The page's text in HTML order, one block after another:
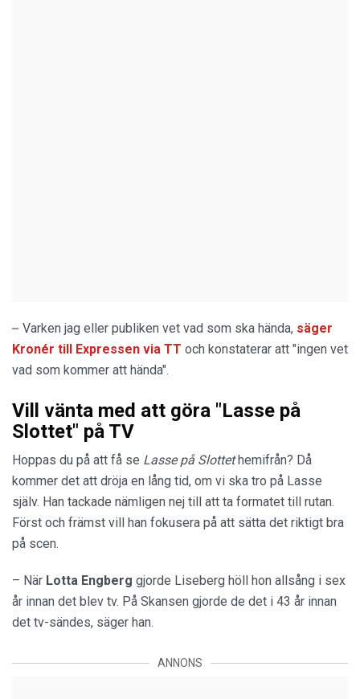
– Varken jag eller publiken vet vad som ska hända, säger
Kronér till Expressen via TT och konstaterar att "ingen vet
vad som kommer att hända".
Vill vänta med att göra "Lasse på
Slottet" på TV
Hoppas du på att få se Lasse på Slottethemifrån? Då
kommer det att dröja en lång tid, om vi ska tro på Lasse
själv. Han tackade nämligen nej till att ta formatet till rutan.
Först och främst vill han fokusera på att sätta det riktigt bra
på scen.
– När Lotta Engberg gjorde Liseberg höll hon allsång i sex
år innan det blev tv. På Skansen gjorde de det i 43 år innan
det tv-sändes, säger han.
ANNONS